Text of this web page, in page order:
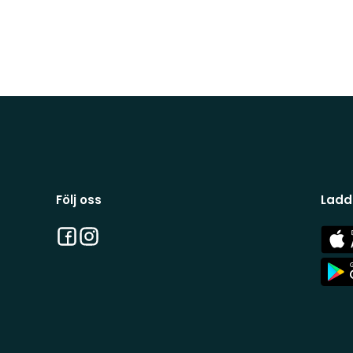
Följ oss
Facebook
Instagram
App
Store
App
Store